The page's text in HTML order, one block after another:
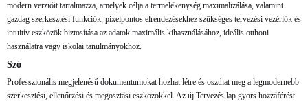
modern verzióit tartalmazza, amelyek célja a termelékenység maximalizálása, valamint
gazdag szerkesztési funkciók, pixelpontos elrendezésekhez szükséges tervezési vezérlők és
intuitív eszközök biztosítása az adatok maximális kihasználásához, ideális otthoni
használatra vagy iskolai tanulmányokhoz.
Szó
Professzionális megjelenésű dokumentumokat hozhat létre és oszthat meg a legmodernebb
szerkesztési, ellenőrzési és megosztási eszközökkel. Az új Tervezés lap gyors hozzáférést